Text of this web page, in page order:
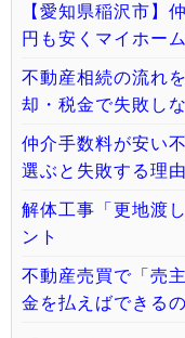
【愛知県稲沢市】
円も安くマイホー
不動産相続の流れ
却・税金で失敗し
仲介手数料が安い
選ぶと失敗する理
解体工事「更地渡
ント
不動産売買で「売
金を払えばできる